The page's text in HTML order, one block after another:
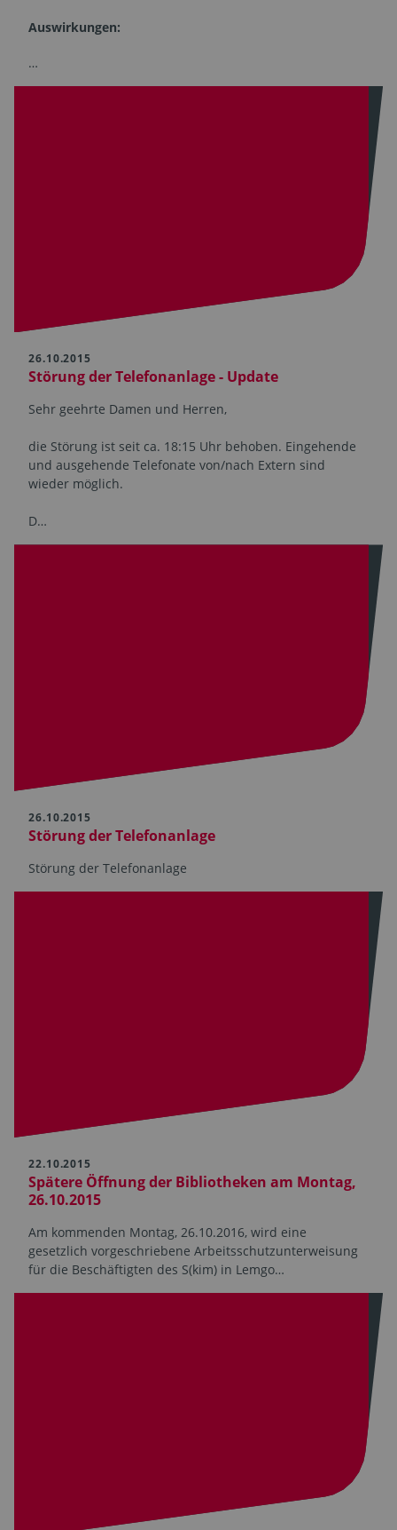
Auswirkungen:
…
26.10.2015
Störung der Telefonanlage - Update
Sehr geehrte Damen und Herren,
die Störung ist seit ca. 18:15 Uhr behoben. Eingehende
und ausgehende Telefonate von/nach Extern sind
wieder möglich.
D…
26.10.2015
Störung der Telefonanlage
Störung der Telefonanlage
22.10.2015
Spätere Öffnung der Bibliotheken am Montag,
26.10.2015
Am kommenden Montag, 26.10.2016, wird eine
gesetzlich vorgeschriebene Arbeitsschutzunterweisung
für die Beschäftigten des S(kim) in Lemgo…